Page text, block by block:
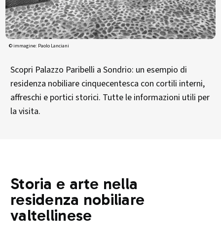
© immagine: Paolo Lanciani
Scopri Palazzo Paribelli a Sondrio: un esempio di
residenza nobiliare cinquecentesca con cortili interni,
affreschi e portici storici. Tutte le informazioni utili per
la visita.
Storia e arte nella
residenza nobiliare
valtellinese